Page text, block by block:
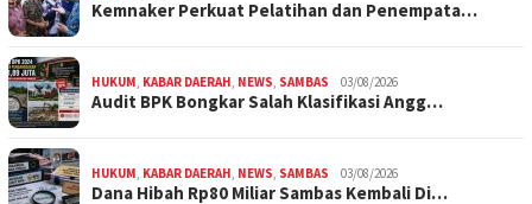
Kemnaker Perkuat Pelatihan dan Penempata…
HUKUM, KABAR DAERAH, NEWS, SAMBAS 03/08/2026
Audit BPK Bongkar Salah Klasifikasi Angg…
HUKUM, KABAR DAERAH, NEWS, SAMBAS 03/08/2026
Dana Hibah Rp80 Miliar Sambas Kembali Di…